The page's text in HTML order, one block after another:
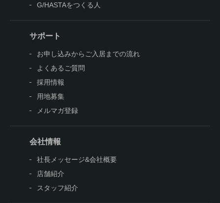
G/HASTAをつくる人
サポート
お申し込みからご入居までの流れ
よくあるご質問
採用情報
用地募集
メルマガ登録
会社情報
社長メッセージ&会社概要
店舗紹介
スタッフ紹介